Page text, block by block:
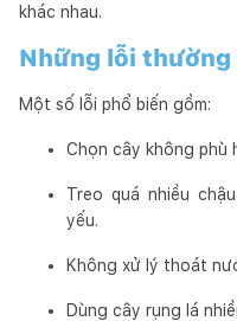
khác nhau.
Những lỗi
Một số lỗi phổ biến gồm:
Chọn cây không phù
Treo quá nhiều
yếu.
Không xử lý thoát
Dùng cây rụng lá